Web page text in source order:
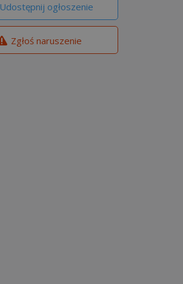
Udostępnij ogłoszenie
Zgłoś naruszenie